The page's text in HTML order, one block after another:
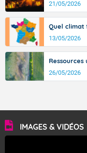
21/05/2026
Quel climat
13/05/2026
26/05/2026
IMAGES & VIDÉOS